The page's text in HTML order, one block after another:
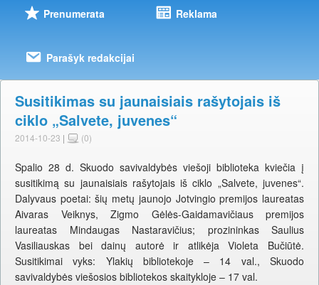
Prenumerata Reklama
Parašyk redakcijai
Susitikimas su jaunaisiais rašytojais iš
ciklo „Salvete, juvenes“
2014-10-23 | (0)
Spalio 28 d. Skuodo savivaldybės viešoji biblioteka kviečia į
susitikimą su jaunaisiais rašytojais iš ciklo „Salvete, juvenes“.
Dalyvaus poetai: šių metų jaunojo Jotvingio premijos laureatas
Aivaras Veiknys, Zigmo Gėlės-Gaidamavičiaus premijos
laureatas Mindaugas Nastaravičius; prozininkas Saulius
Vasiliauskas bei dainų autorė ir atlikėja Violeta Bučiūtė.
Susitikimai vyks: Ylakių bibliotekoje – 14 val., Skuodo
savivaldybės viešosios bibliotekos skaitykloje – 17 val.